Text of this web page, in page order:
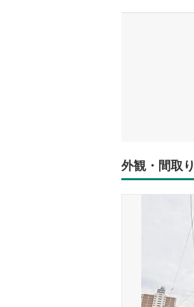
外観・間取り